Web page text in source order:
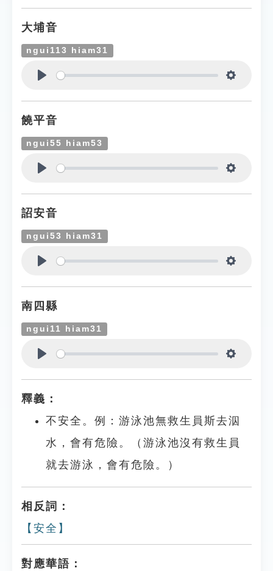
大埔音
ngui113 hiam31
饒平音
ngui55 hiam53
詔安音
ngui53 hiam31
南四縣
ngui11 hiam31
釋義：
不安全。例：游泳池無救生員斯去泅
水，會有危險。（游泳池沒有救生員
就去游泳，會有危險。）
相反詞：
【安全】
對應華語：